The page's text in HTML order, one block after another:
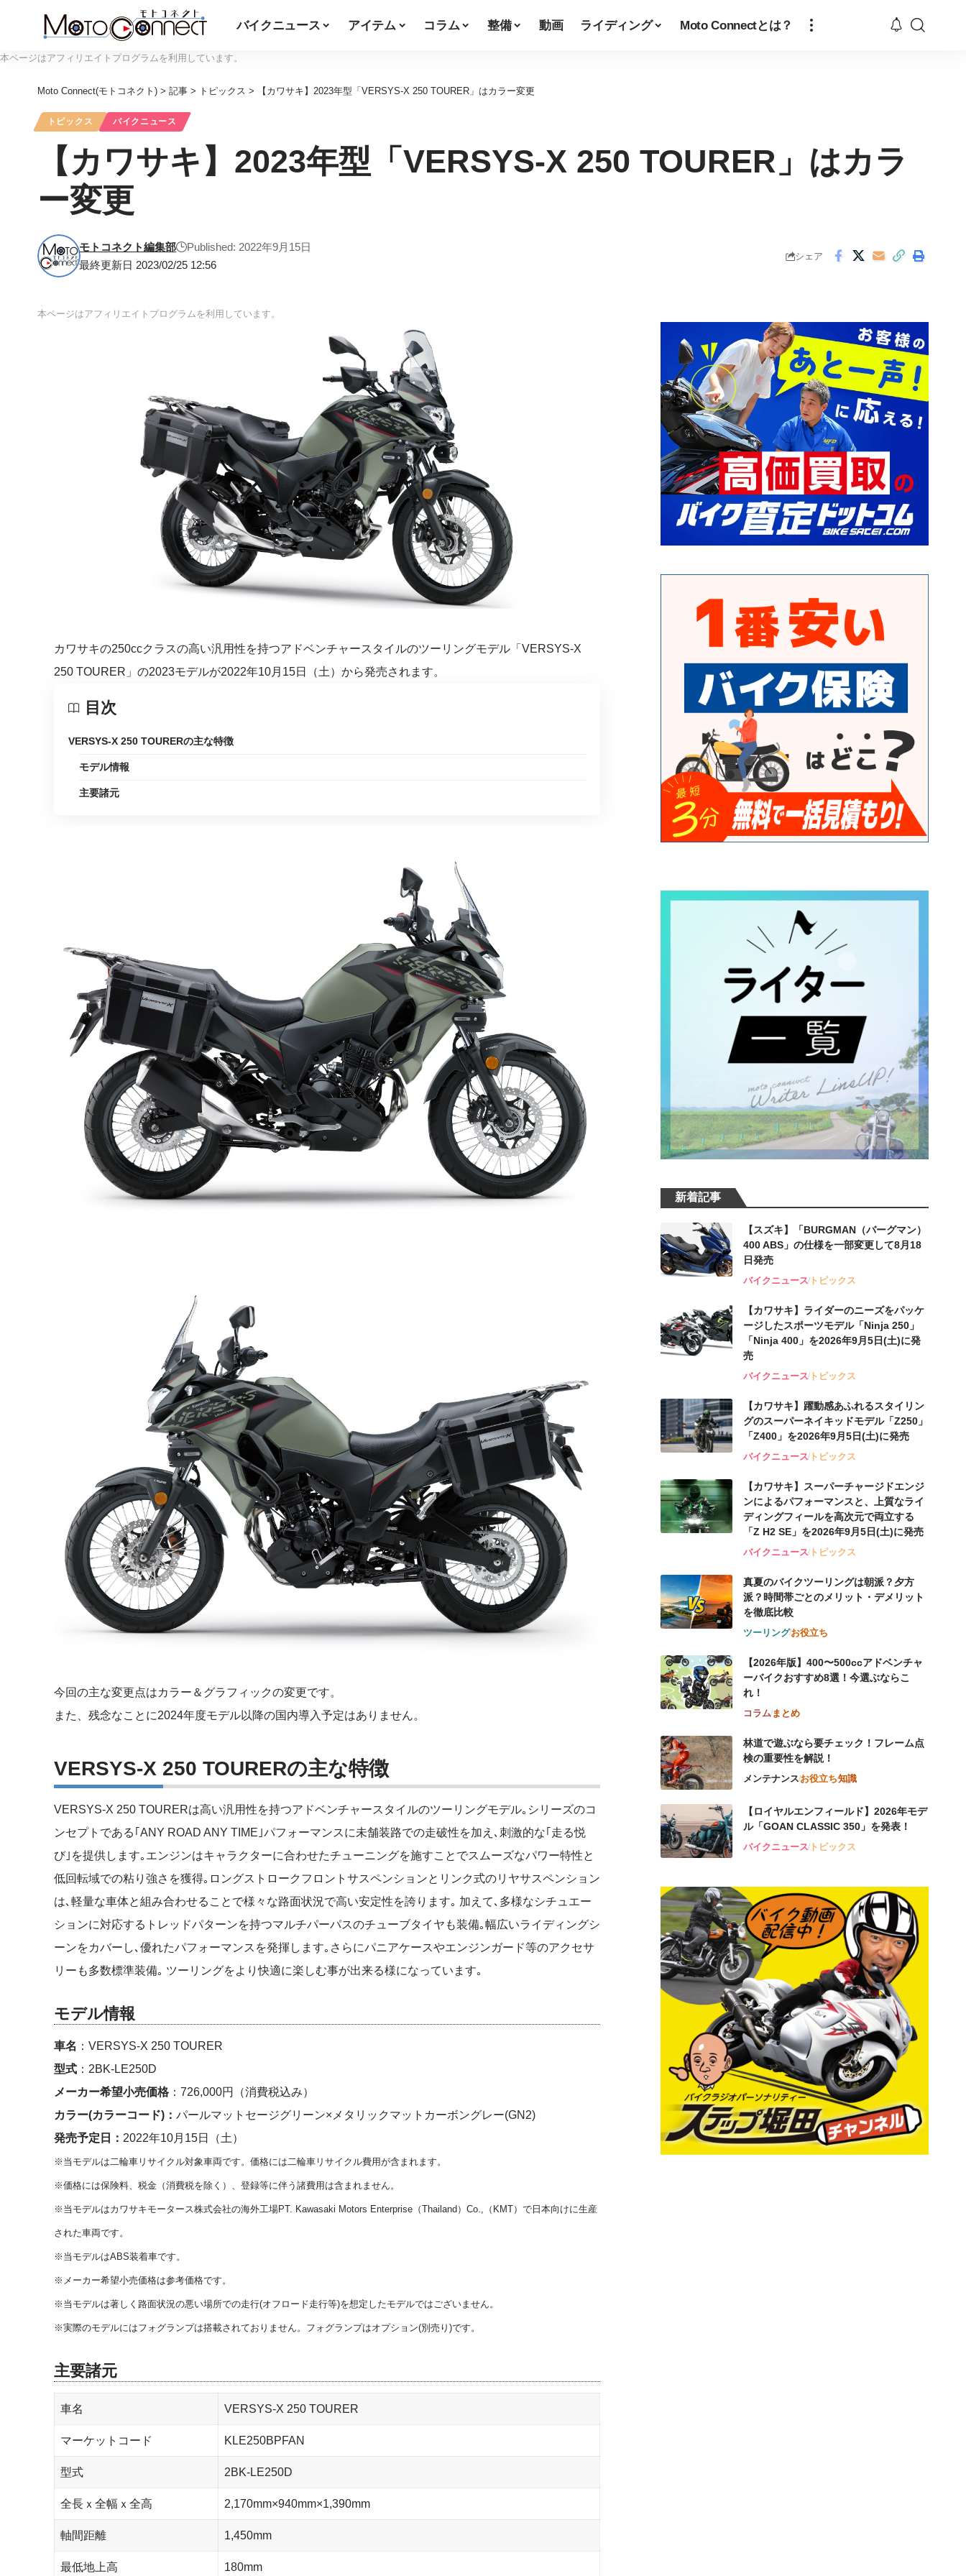
バイクニュース アイテム コラム 整備 動画 ライディング Moto Connectとは？
本ページはアフィリエイトプログラムを利用しています。
Moto Connect(モトコネクト) > 記事 > トピックス > 【カワサキ】2023年型「VERSYS-X 250 TOURER」はカラー変更
トピックス バイクニュース
【カワサキ】2023年型「VERSYS-X 250 TOURER」はカラ
ー変更
最終更新日 2023/02/25 12:56
モトコネクト編集部 Published: 2022年9月15日
シェア
本ページはアフィリエイトプログラムを利用しています。
カワサキの250ccクラスの高い汎用性を持つアドベンチャースタイルのツーリングモデル「VERSYS-X
250 TOURER」の2023モデルが2022年10月15日（土）から発売されます。
目次
VERSYS-X 250 TOURERの主な特徴
モデル情報
主要諸元
今回の主な変更点はカラー＆グラフィックの変更です。
また、残念なことに2024年度モデル以降の国内導入予定はありません。
VERSYS-X 250 TOURERの主な特徴
VERSYS-X 250 TOURERは高い汎用性を持つアドベンチャースタイルのツーリングモデル｡シリーズのコ
ンセプトである｢ANY ROAD ANY TIME｣パフォーマンスに未舗装路での走破性を加え､刺激的な｢走る悦
び｣を提供します｡エンジンはキャラクターに合わせたチューニングを施すことでスムーズなパワー特性と
低回転域での粘り強さを獲得｡ロングストロークフロントサスペンションとリンク式のリヤサスペンション
は､軽量な車体と組み合わせることで様々な路面状況で高い安定性を誇ります｡ 加えて､多様なシチュエー
ションに対応するトレッドパターンを持つマルチパーパスのチューブタイヤも装備｡幅広いライディングシ
ーンをカバーし､優れたパフォーマンスを発揮します｡さらにパニアケースやエンジンガード等のアクセサ
リーも多数標準装備｡ ツーリングをより快適に楽しむ事が出来る様になっています｡
モデル情報
車名 ：VERSYS-X 250 TOURER
型式 ：2BK-LE250D
メーカー希望小売価格 ：726,000円（消費税込み）
カラー(カラーコード)：パールマットセージグリーン×メタリックマットカーボングレー(GN2)
発売予定日：2022年10月15日（土）
※当モデルは二輪車リサイクル対象車両です。価格には二輪車リサイクル費用が含まれます。
※価格には保険料、税金（消費税を除く）、登録等に伴う諸費用は含まれません。
※当モデルはカワサキモータース株式会社の海外工場PT. Kawasaki Motors Enterprise（Thailand）Co.,（KMT）で日本向けに生産
された車両です。
※当モデルはABS装着車です。
※メーカー希望小売価格は参考価格です。
※当モデルは著しく路面状況の悪い場所での走行(オフロード走行等)を想定したモデルではございません。
※実際のモデルにはフォグランプは搭載されておりません。フォグランプはオプション(別売り)です。
主要諸元
車名 VERSYS-X 250 TOURER
マーケットコード KLE250BPFAN
型式 2BK-LE250D
全長ｘ全幅ｘ全高 2,170mm×940mm×1,390mm
軸間距離 1,450mm
最低地上高 180mm
新着記事
【スズキ】「BURGMAN（バーグマン）
400 ABS」の仕様を一部変更して8月18
日発売
バイクニューストピックス
【カワサキ】ライダーのニーズをパッケ
ージしたスポーツモデル「Ninja 250」
「Ninja 400」を2026年9月5日(土)に発
売
バイクニューストピックス
【カワサキ】躍動感あふれるスタイリン
グのスーパーネイキッドモデル「Z250」
「Z400」を2026年9月5日(土)に発売
バイクニューストピックス
【カワサキ】スーパーチャージドエンジ
ンによるパフォーマンスと、上質なライ
ディングフィールを高次元で両立する
「Z H2 SE」を2026年9月5日(土)に発売
バイクニューストピックス
真夏のバイクツーリングは朝派？夕方
派？時間帯ごとのメリット・デメリット
を徹底比較
ツーリングお役立ち
【2026年版】400〜500ccアドベンチャ
ーバイクおすすめ8選！今選ぶならこ
れ！
コラムまとめ
林道で遊ぶなら要チェック！フレーム点
検の重要性を解説！
メンテナンスお役立ち知識
【ロイヤルエンフィールド】2026年モデ
ル「GOAN CLASSIC 350」を発表！
バイクニューストピックス